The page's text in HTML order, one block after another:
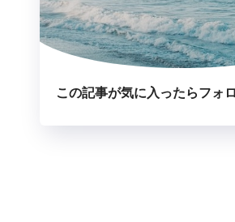
この記事が気に入ったらフォ